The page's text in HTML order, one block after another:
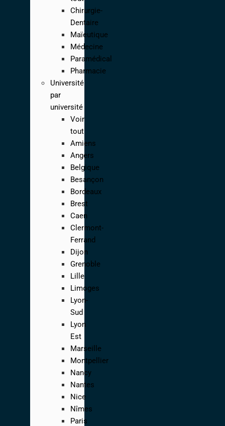
Chirurgie-
Dentaire
Maïeutique
Médecine
Paramédical
Pharmacie
Université
par
université
Voir
tout
Amiens
Angers
Belgique
Besançon
Bordeaux
Brest
Caen
Clermont-
Ferrand
Dijon
Grenoble
Lille
Limoges
Lyon-
Sud
Lyon
Est
Marseille
Montpellier
Nancy
Nantes
Nice
Nîmes
Paris